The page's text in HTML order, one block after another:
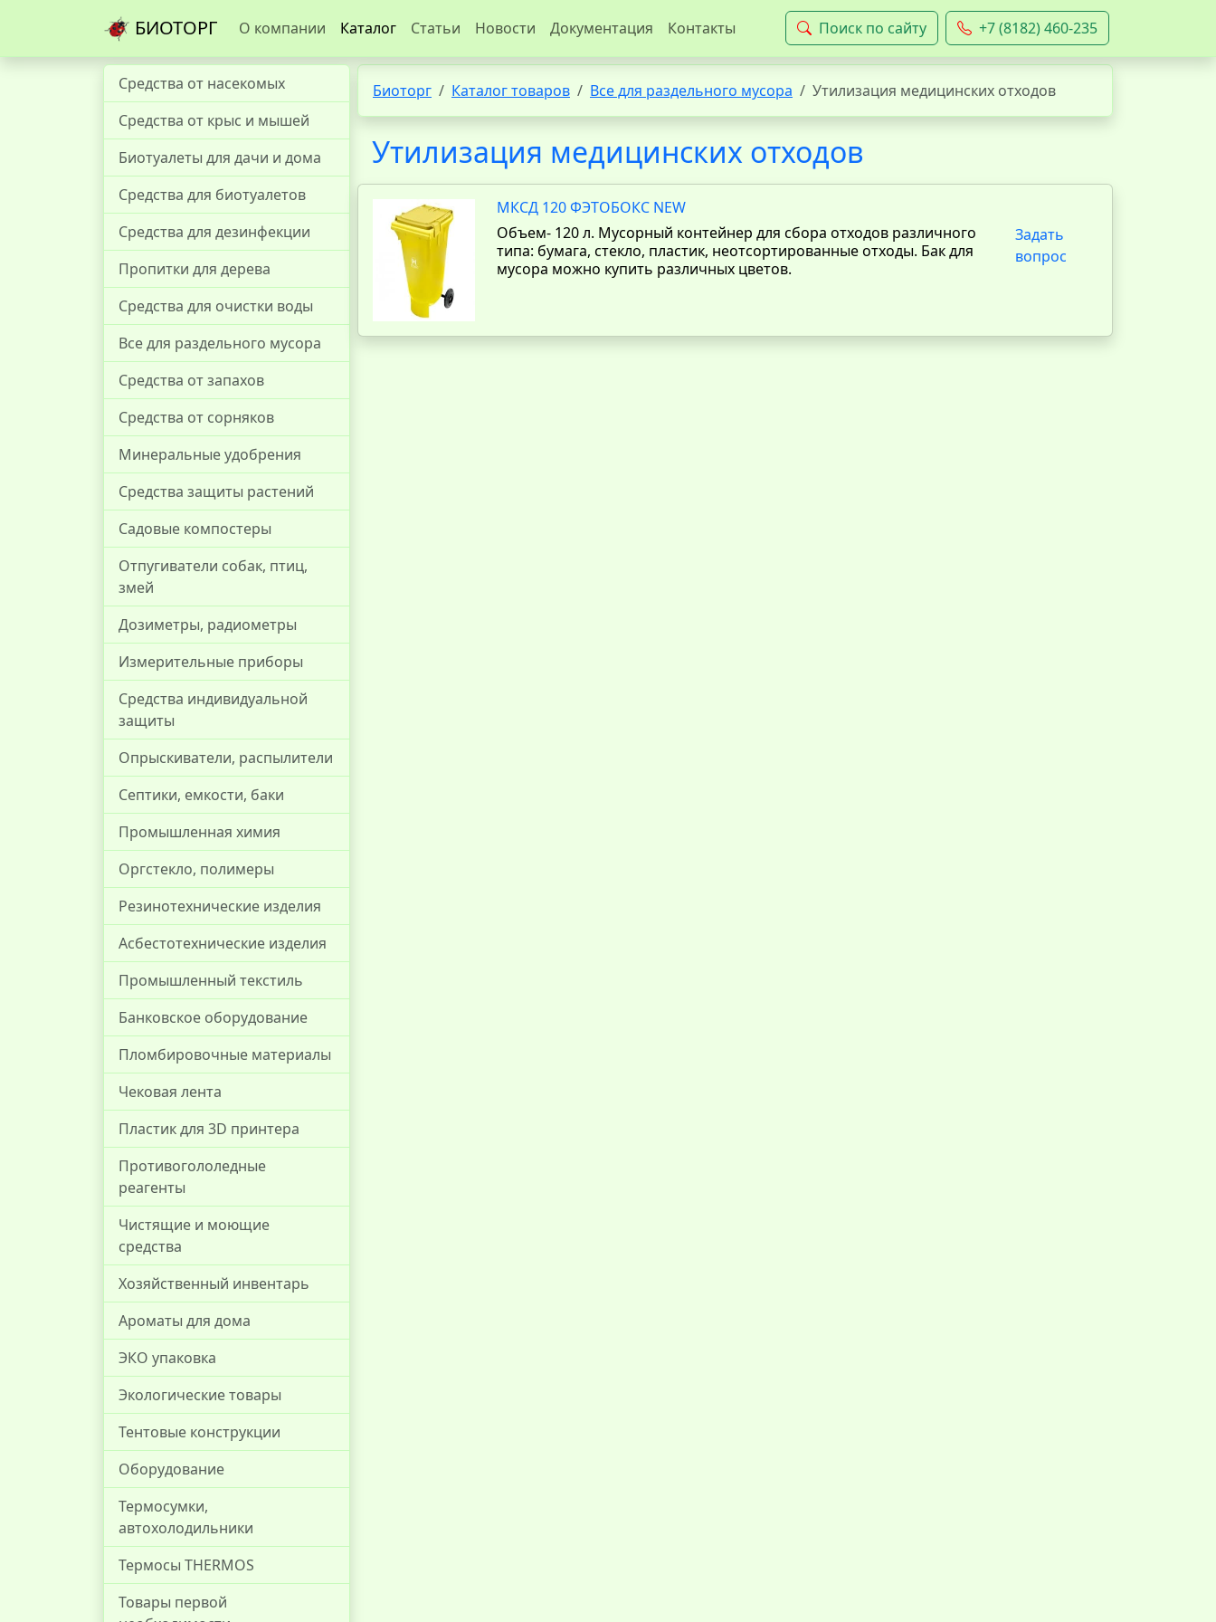
БИОТОРГ О компании Каталог Статьи Новости Документация Контакты Поиск по сайту +7 (8182) 460-235
Средства от насекомых
Средства от крыс и мышей
Биотуалеты для дачи и дома
Средства для биотуалетов
Средства для дезинфекции
Пропитки для дерева
Средства для очистки воды
Все для раздельного мусора
Средства от запахов
Средства от сорняков
Минеральные удобрения
Средства защиты растений
Садовые компостеры
Отпугиватели собак, птиц,
змей
Дозиметры, радиометры
Измерительные приборы
Средства индивидуальной
защиты
Опрыскиватели, распылители
Септики, емкости, баки
Промышленная химия
Оргстекло, полимеры
Резинотехнические изделия
Асбестотехнические изделия
Промышленный текстиль
Банковское оборудование
Пломбировочные материалы
Чековая лента
Пластик для 3D принтера
Противогололедные
реагенты
Чистящие и моющие
средства
Хозяйственный инвентарь
Ароматы для дома
ЭКО упаковка
Экологические товары
Тентовые конструкции
Оборудование
Термосумки,
автохолодильники
Термосы THERMOS
Товары первой
Биоторг Каталог товаров Все для раздельного мусора Утилизация медицинских отходов
Утилизация медицинских отходов
МКСД 120 ФЭТОБОКС NEW
Объем- 120 л. Мусорный контейнер для сбора отходов различного
типа: бумага, стекло, пластик, неотсортированные отходы. Бак для
мусора можно купить различных цветов.
Задать
вопрос